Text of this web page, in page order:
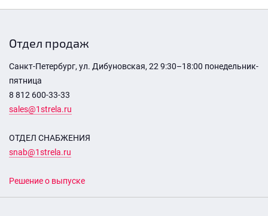
Отдел продаж
Санкт-Петербург, ул. Дибуновская, 22 9:30–18:00 понедельник-
пятница
8 812 600-33-33
sales@1strela.ru
ОТДЕЛ СНАБЖЕНИЯ
snab@1strela.ru
Решение о выпуске